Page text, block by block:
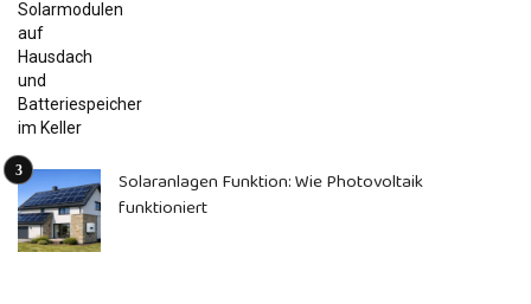
Solaranlagen Funktion: Wie Photovoltaik
funktioniert